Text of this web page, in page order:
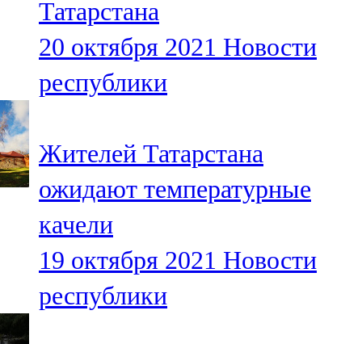
107,3 FM
Мөслим
100,0 FM
104,7 FM
Олы Әтнә
71,42 FM
Сарман
107,8 FM
Татарстана
20 октября 2021 Новости
республики
Жителей Татарстана
ожидают температурные
качели
19 октября 2021 Новости
республики